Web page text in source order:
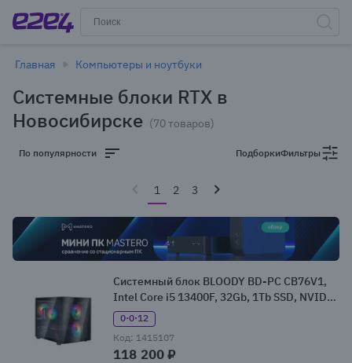
Главная Компьютеры и ноутбуки
Системные блоки RTX в
Новосибирске (70 товаров)
По популярности ПодборкиФильтры
1 2 3
Системный блок BLOODY BD-PC CB76V1,
Intel Core i5 13400F, 32Gb, 1Tb SSD, NVIDIA
GeForce RTX 5060, W11 (2153482)
0·0·12
Код: 1415107
118 200 ₽